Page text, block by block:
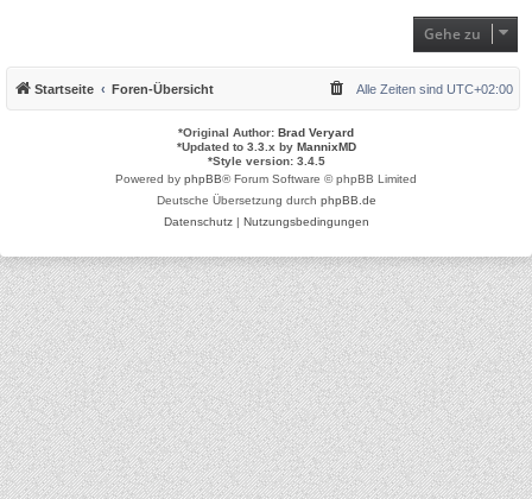
Gehe zu
Startseite Foren-Übersicht Alle Zeiten sind UTC+02:00
*Original Author: Brad Veryard
*Updated to 3.3.x by MannixMD
*Style version: 3.4.5
Powered by phpBB® Forum Software © phpBB Limited
Deutsche Übersetzung durch phpBB.de
Datenschutz| Nutzungsbedingungen